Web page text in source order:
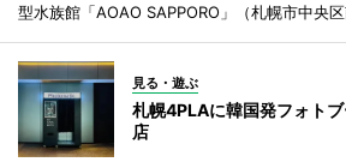
型水族館「AOAO SAPPORO」（札幌市中央
見る・遊ぶ
札幌4PLAに韓国発フォト
店